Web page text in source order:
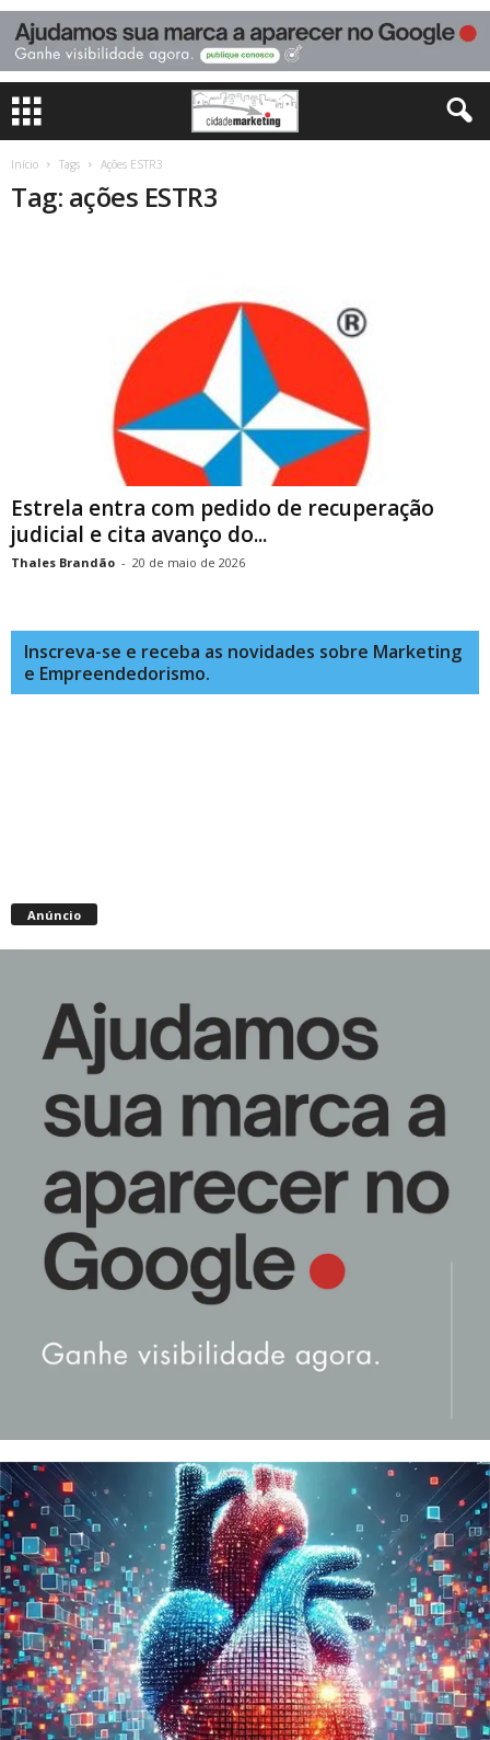
Início Tags Ações ESTR3
Tag: ações ESTR3
Estrela entra com pedido de recuperação
judicial e cita avanço do...
Thales Brandão - 20 de maio de 2026
Inscreva-se e receba as novidades sobre Marketing
e Empreendedorismo.
Anúncio